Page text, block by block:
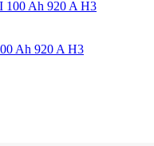
Ah 920 A H3